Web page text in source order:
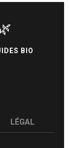
BIO
LÉGAL